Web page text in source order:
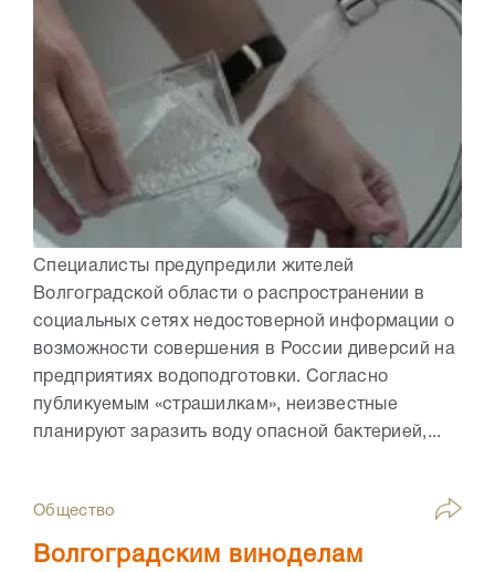
Специалисты предупредили жителей
Волгоградской области о распространении в
социальных сетях недостоверной информации о
возможности совершения в России диверсий на
предприятиях водоподготовки. Согласно
публикуемым «страшилкам», неизвестные
планируют заразить воду опасной бактерией,...
Общество
Волгоградским виноделам